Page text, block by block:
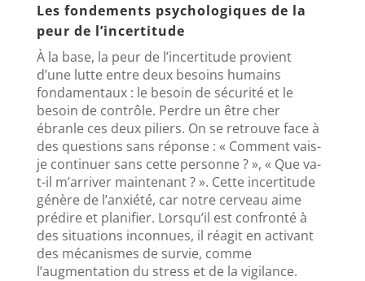
Les fondements psychologiques de la
peur de l’incertitude
À la base, la peur de l’incertitude provient
d’une lutte entre deux besoins humains
fondamentaux : le besoin de sécurité et le
besoin de contrôle. Perdre un être cher
ébranle ces deux piliers. On se retrouve face à
des questions sans réponse : « Comment vais-
je continuer sans cette personne ? », « Que va-
t-il m’arriver maintenant ? ». Cette incertitude
génère de l’anxiété, car notre cerveau aime
prédire et planifier. Lorsqu’il est confronté à
des situations inconnues, il réagit en activant
des mécanismes de survie, comme
l’augmentation du stress et de la vigilance.